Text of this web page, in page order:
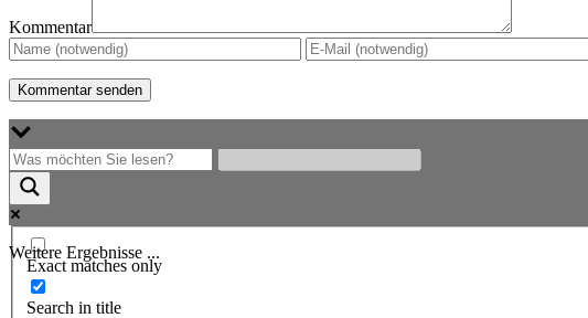
Kommentar
Weitere Ergebnisse ...
Exact matches only
Search in title